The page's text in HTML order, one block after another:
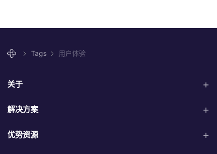
Tags 用户体验
关于
解决方案
优势资源